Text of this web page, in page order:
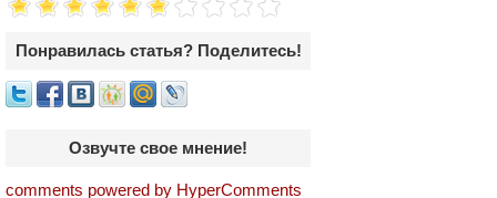
Понравилась статья? Поделитесь!
Озвучте свое мнение!
comments powered by HyperComments